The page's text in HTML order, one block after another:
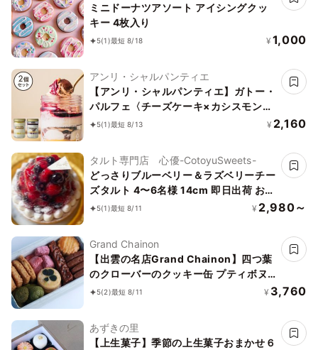
ミニドーナツアソート アイシングクッ
キー 4枚入り
5(1)最短 8/18 ¥ 1,000
アンリ・シャルパンティエ
【アンリ・シャルパンティエ】ガトー・
パルフェ〈チーズケーキ×カシスモンブ
ラン〉
5(1)最短 8/13 ¥ 2,160
タルト専門店 心優-CotoyuSweets-
どっさりブルーベリー＆ラズベリーチー
ズタルト 4〜6名様 14cm 即日出荷 お届
け指定可 お取り寄せ 誕生日ケーキ タル
5(1)最短 8/11 ¥ 2,980～
Grand Chainon
【出雲の名店Grand Chainon】四つ葉
のクローバーのクッキー缶 プティボヌ
ール
5(2)最短 8/11 ¥ 3,760
あずきの里
【上生菓子】季節の上生菓子おまかせ６